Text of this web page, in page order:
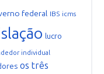
federal IBS icms
lucro
individual
os três